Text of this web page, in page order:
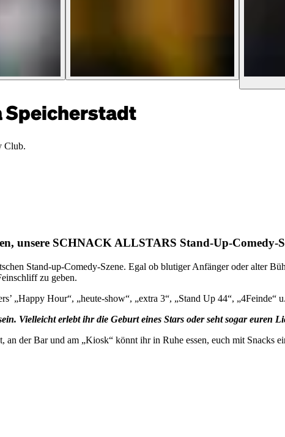
Speicherstadt
Club.
unsere SCHNACK ALLSTARS Stand-Up-Comedy-
Stand-up-Comedy-Szene. Egal ob blutiger Anfänger oder alter
zu geben.
„Happy Hour“, „heute-show“, „extra 3“, „Stand Up 44“, „4Feinde“
Vielleicht erlebt ihr die Geburt eines Stars oder seht sogar euren
der Bar und am „Kiosk“ könnt ihr in Ruhe essen, euch mit Snacks